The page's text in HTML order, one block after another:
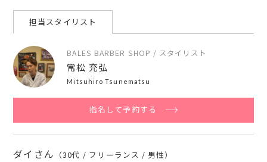
担当スタイリスト
BALES BARBER SHOP / スタイリスト
常松 充弘
Mitsuhiro Tsunematsu
指名して予約する
ダイさん （30代 / フリーランス / 男性）